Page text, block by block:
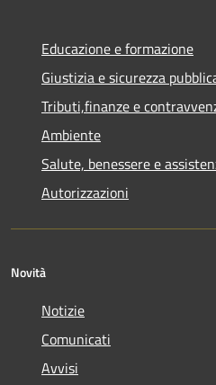
Educazione e formazione
Giustizia e sicurezza
Tributi,finanze e
Ambiente
Salute, benessere e
Autorizzazioni
Novità
Notizie
Comunicati
Avvisi